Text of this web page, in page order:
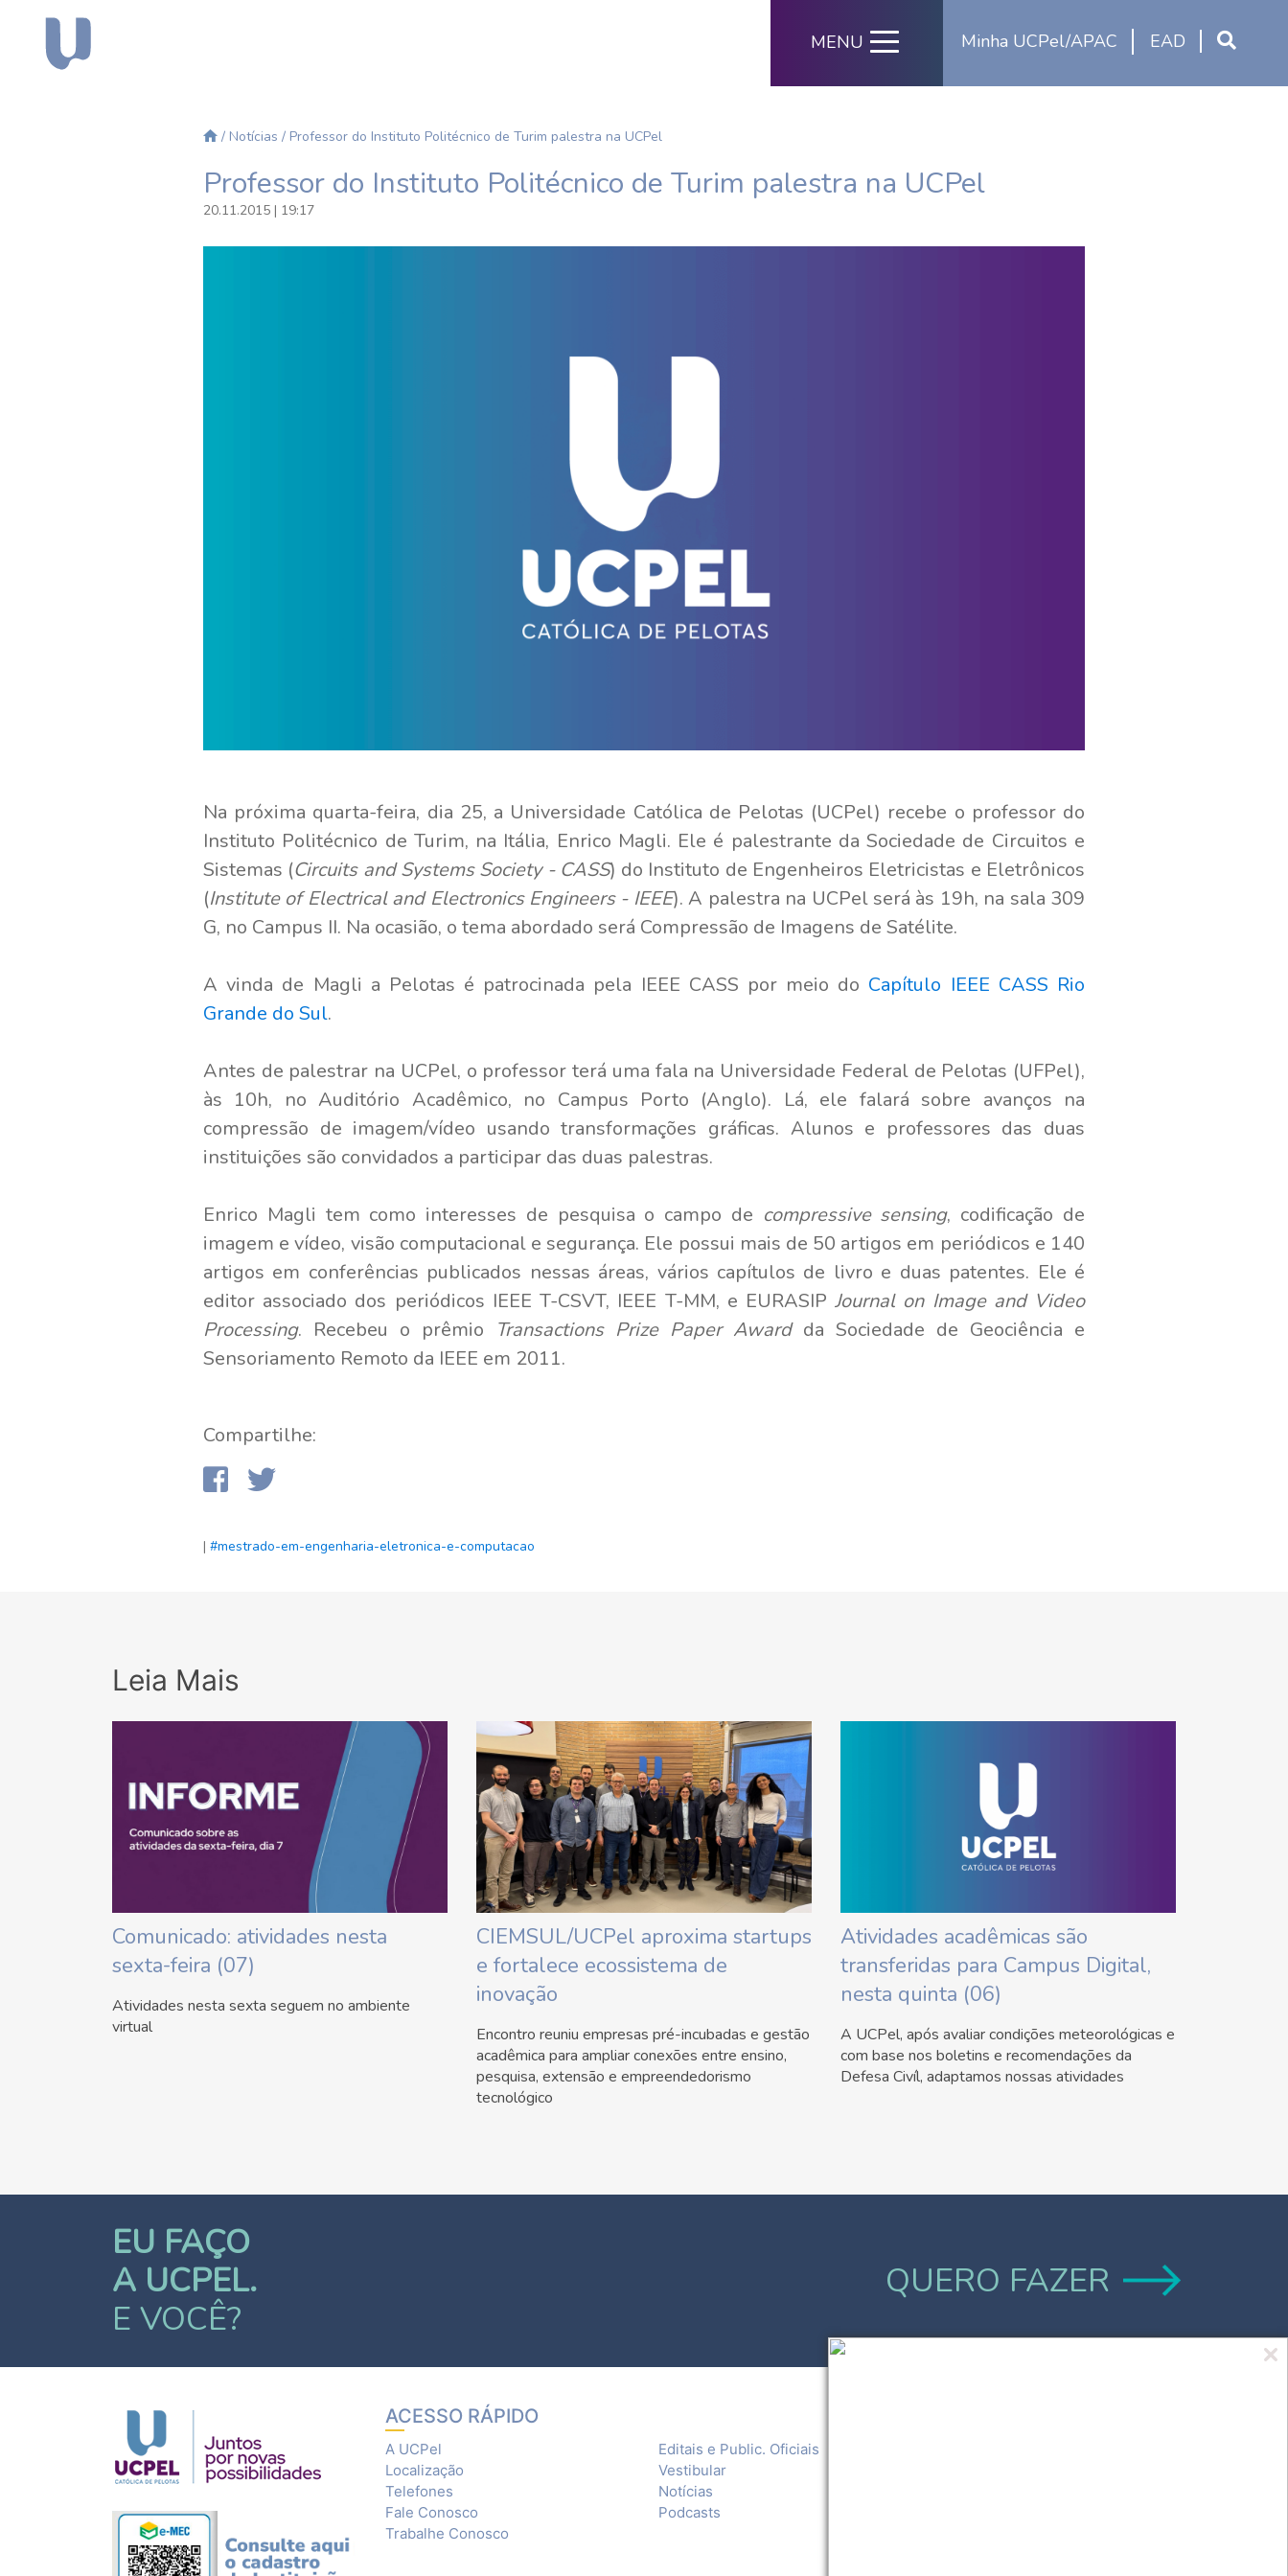
Minha UCPel/APAC EAD
MENU
/ Notícias / Professor do Instituto Politécnico de Turim palestra na UCPel
Professor do Instituto Politécnico de Turim palestra na UCPel
20.11.2015 | 19:17
Na próxima quarta-feira, dia 25, a Universidade Católica de Pelotas (UCPel) recebe o professor do
Instituto Politécnico de Turim, na Itália, Enrico Magli. Ele é palestrante da Sociedade de Circuitos e
Sistemas (Circuits and Systems Society - CASS) do Instituto de Engenheiros Eletricistas e Eletrônicos
(Institute of Electrical and Electronics Engineers - IEEE). A palestra na UCPel será às 19h, na sala 309
G, no Campus II. Na ocasião, o tema abordado será Compressão de Imagens de Satélite.
A vinda de Magli a Pelotas é patrocinada pela IEEE CASS por meio do Capítulo IEEE CASS Rio
Grande do Sul.
Antes de palestrar na UCPel, o professor terá uma fala na Universidade Federal de Pelotas (UFPel),
às 10h, no Auditório Acadêmico, no Campus Porto (Anglo). Lá, ele falará sobre avanços na
compressão de imagem/vídeo usando transformações gráficas. Alunos e professores das duas
instituições são convidados a participar das duas palestras.
Enrico Magli tem como interesses de pesquisa o campo de compressive sensing, codificação de
imagem e vídeo, visão computacional e segurança. Ele possui mais de 50 artigos em periódicos e 140
artigos em conferências publicados nessas áreas, vários capítulos de livro e duas patentes. Ele é
editor associado dos periódicos IEEE T-CSVT, IEEE T-MM, e EURASIPJournal on Image and Video
Processing. Recebeu o prêmio Transactions Prize Paper Awardda Sociedade de Geociência e
Sensoriamento Remoto da IEEE em 2011.
Compartilhe:
| #mestrado-em-engenharia-eletronica-e-computacao
Leia Mais
Comunicado: atividades nesta
sexta-feira (07)
Atividades nesta sexta seguem no ambiente
virtual
CIEMSUL/UCPel aproxima startups
e fortalece ecossistema de
inovação
Encontro reuniu empresas pré-incubadas e gestão
acadêmica para ampliar conexões entre ensino,
pesquisa, extensão e empreendedorismo
tecnológico
Atividades acadêmicas são
transferidas para Campus Digital,
nesta quinta (06)
A UCPel, após avaliar condições meteorológicas e
com base nos boletins e recomendações da
Defesa Civíl, adaptamos nossas atividades
EU FAÇO
A UCPEL.
E VOCÊ?
QUERO FAZER
ACESSO RÁPIDO
A UCPel
Localização
Telefones
Fale Conosco
Trabalhe Conosco
Editais e Public. Oficiais
Vestibular
Notícias
Podcasts